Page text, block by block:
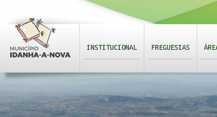
INSTITUCIONAL FREGUESIAS